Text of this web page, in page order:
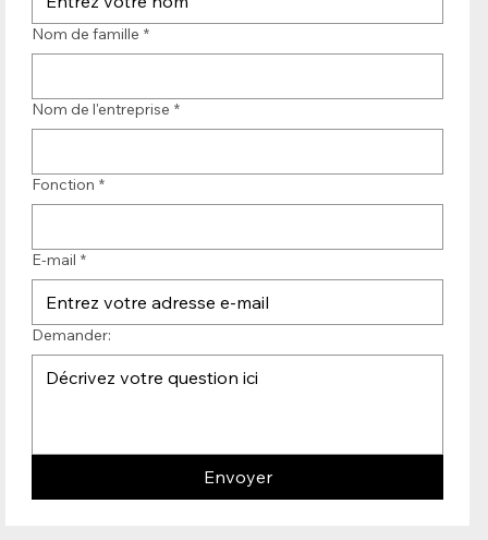
Nom de famille *
Nom de l'entreprise *
Fonction *
E-mail *
Demander:
Envoyer